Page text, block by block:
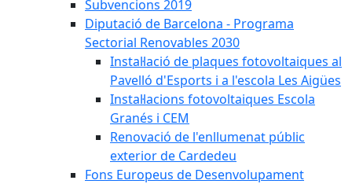
Subvencions 2019
Diputació de Barcelona - Programa
Sectorial Renovables 2030
Instal·lació de plaques fotovoltaiques al
Pavelló d'Esports i a l'escola Les Aigües
Instal·lacions fotovoltaiques Escola
Granés i CEM
Renovació de l'enllumenat públic
exterior de Cardedeu
Fons Europeus de Desenvolupament